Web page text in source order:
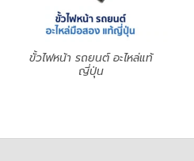
ขั้วไฟหน้า รถยนต์ อะไหล่แท้
ญี่ปุ่น